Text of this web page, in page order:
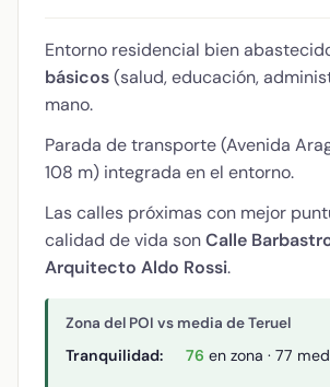
Entorno residencial bien
básicos(salud, educación,
mano.
Parada de transporte (Avenida
108 m) integrada en el entorno.
Las calles próximas con mejor
calidad de vida sonCalle
Arquitecto Aldo Rossi.
Zona del POI vs media de Teruel
Tranquilidad: 76 en zona · 77